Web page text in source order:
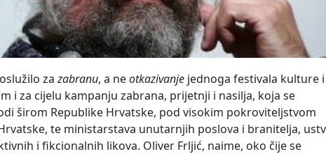
zazabranu, a neotkazivanje jednoga festivala kulture i
i za cijelu kampanju zabrana, prijetnji i nasilja, koja se
širom Republike Hrvatske, pod visokim pokroviteljstvom
te ministarstava unutarnjih poslova i branitelja,
i fikcionalnih likova. Oliver Frljić, naime, oko čije se